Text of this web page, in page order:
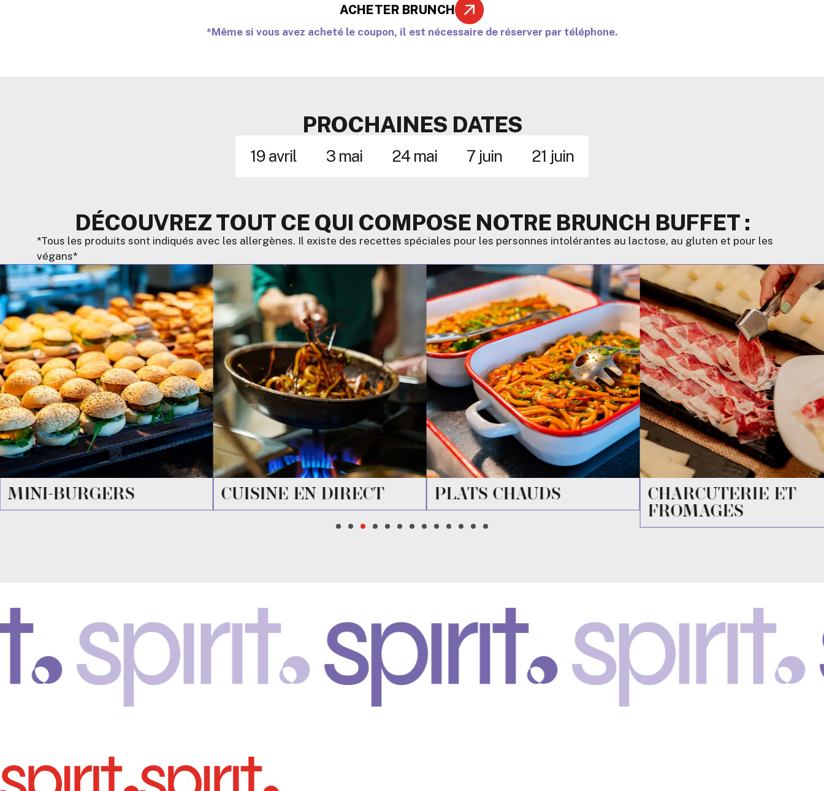
ACHETER BRUNCH
*Même si vous avez acheté le coupon, il est nécessaire de réserver par téléphone.
PROCHAINES DATES
19 avril 3 mai 24 mai 7 juin 21 juin
DÉCOUVREZ TOUT CE QUI COMPOSE NOTRE BRUNCH BUFFET :
*Tous les produits sont indiqués avec les allergènes. Il existe des recettes spéciales pour les personnes intolérantes au lactose, au gluten et pour les
végans*
CUISINE EN DIRECT PLATS CHAUDS
CHARCUTERIE ET
FROMAGES
VIENNOISERIES ET
TARTES